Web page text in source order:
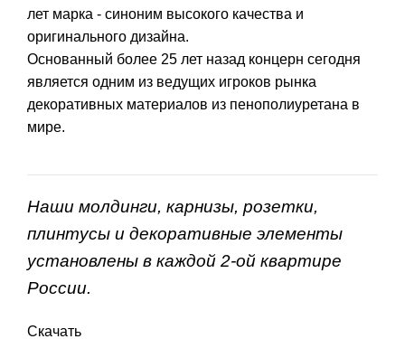
лет марка - синоним высокого качества и
оригинального дизайна.
Основанный более 25 лет назад концерн сегодня
является одним из ведущих игроков рынка
декоративных материалов из пенополиуретана в
мире.
Наши молдинги, карнизы, розетки,
плинтусы и декоративные элементы
установлены в каждой 2-ой квартире
России.
Скачать